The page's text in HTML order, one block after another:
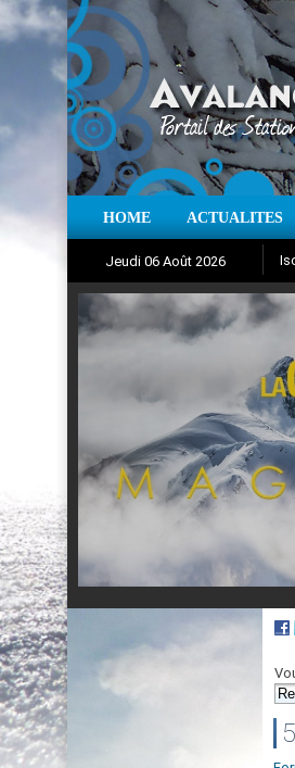
HOME ACTUALITES
Jeudi 06 Août 2026
Nuit de la Glisse 2018